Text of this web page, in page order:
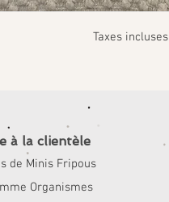
Taxes incluses
à la clientèle
de Minis Fripous
Organismes